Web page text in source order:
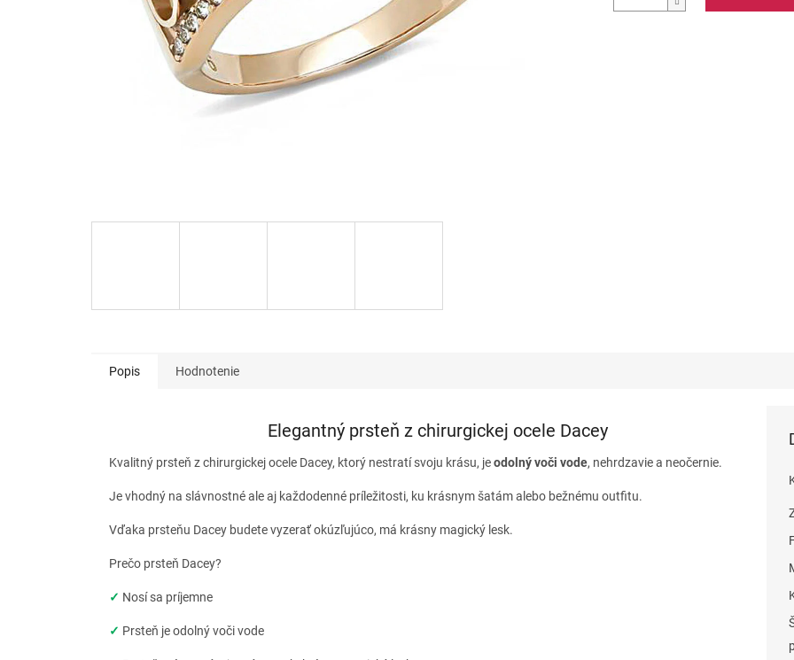
Popis Hodnotenie
Elegantný prsteň z chirurgickej ocele Dacey
Kvalitný prsteň z chirurgickej ocele Dacey, ktorý nestratí svoju krásu, jeodolný voči vode, nehrdzavie a neočernie.
Je vhodný na slávnostné ale aj každodenné príležitosti, ku krásnym šatám alebo bežnému outfitu.
Vďaka prsteňu Dacey budete vyzerať okúzľujúco, má krásny magický lesk.
Prečo prsteň Dacey?
✓ Nosí sa príjemne
✓ Prsteň je odolný voči vode